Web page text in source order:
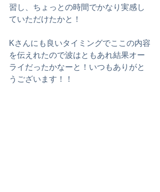
習し、ちょっとの時間でかなり実感し
ていただけたかと！
Kさんにも良いタイミングでここの内容
を伝えれたので波はともあれ結果オー
ライだったかなーと！いつもありがと
うございます！！